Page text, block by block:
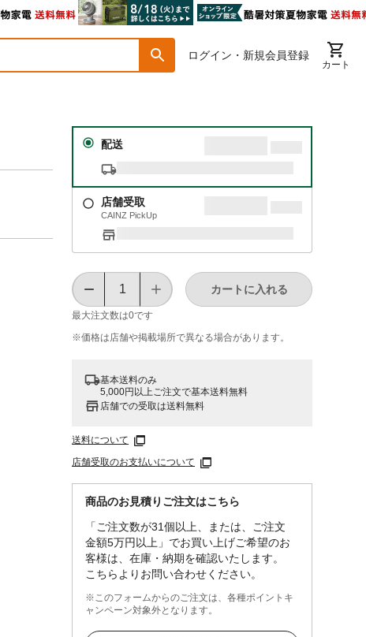
ログイン・新規会員登録
カート
配送
店舗受取
CAINZ PickUp
最大注文数は0です
カートに入れる
※価格は​店舗や​掲載場所で​異なる​場合が​あります。
基本送料のみ
5,000円以上ご注文で基本送料無料
店舗での受取は送料無料
送料について
店舗受取のお支払いについて
商品のお見積りご注文はこちら
「ご注文数が31個以上、または、ご注文
金額5万円以上」でお買い上げご希望のお
客様は、在庫・納期を確認いたします。
こちらよりお問い合わせください。
※このフォームからのご注文は、各種ポイントキ
ャンペーン対象外となります。